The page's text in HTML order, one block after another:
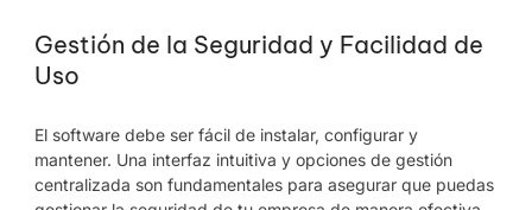
Gestión de la Seguridad y Facilidad de
Uso
El software debe ser fácil de instalar, configurar y
mantener. Una interfaz intuitiva y opciones de gestión
centralizada son fundamentales para asegurar que puedas